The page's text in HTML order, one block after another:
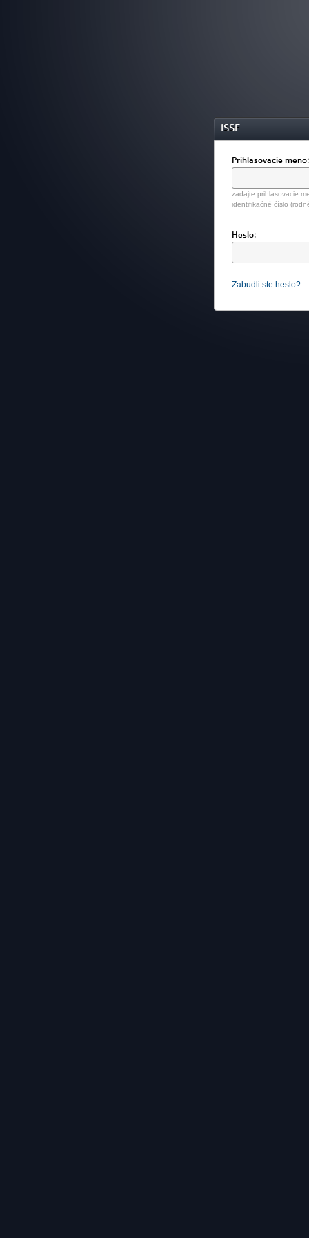
ISSF
Prihlasovacie meno:
zadajte prihlasovacie
identifikačné číslo
Heslo:
Zabudli ste heslo?